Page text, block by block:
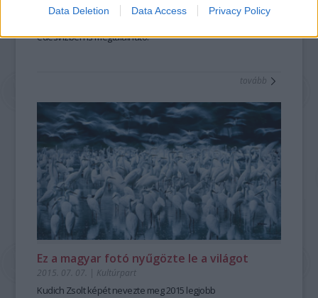
Data Deletion Data Access Privacy Policy
Teljesen átszínezte egytörökországi tó
vizét egy virágzó
édesvízben ismegtalálható.
tovább
Ez a magyar fotó nyűgözte le a világot
2015. 07. 07. | Kultúrpart
Kudich Zsoltképét nevezte meg2015 legjobb